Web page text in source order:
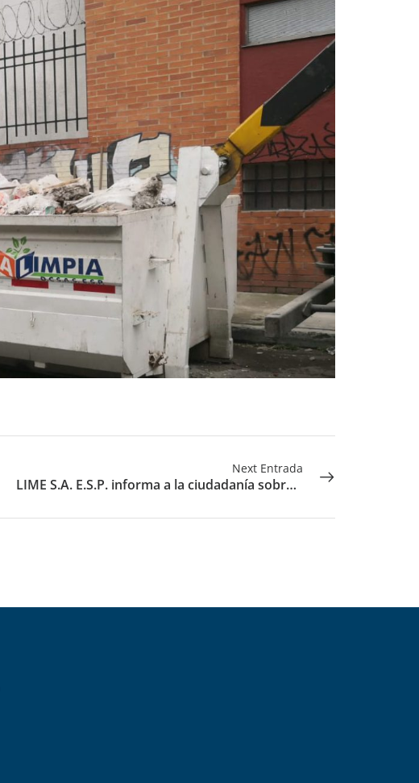
Next Entrada
LIME S.A. E.S.P. informa a la ciudadanía sobre el manejo responsable de residuos cortopunzantes